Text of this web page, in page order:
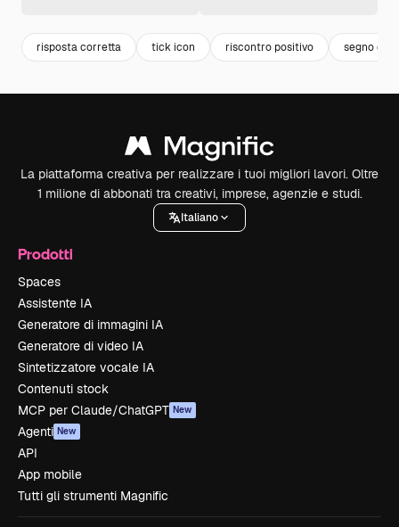
risposta corretta tick icon riscontro positivo segno di
La piattaforma creativa per realizzare i tuoi migliori lavori. Oltre
1 milione di abbonati tra creativi, imprese, agenzie e studi.
Italiano
Prodotti
Spaces
Assistente IA
Generatore di immagini IA
Generatore di video IA
Sintetizzatore vocale IA
Contenuti stock
MCP per Claude/ChatGPT New
Agenti New
API
App mobile
Tutti gli strumenti Magnific